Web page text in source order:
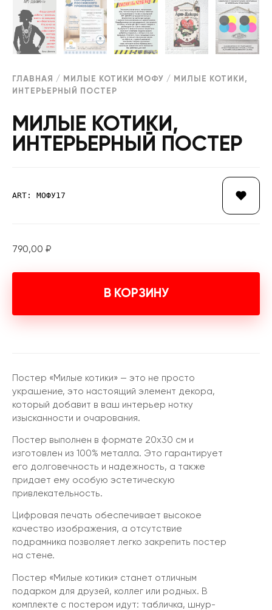
ГЛАВНАЯ / МИЛЫЕ КОТИКИ МОФУ / МИЛЫЕ КОТИКИ,
ИНТЕРЬЕРНЫЙ ПОСТЕР
МИЛЫЕ КОТИКИ,
ИНТЕРЬЕРНЫЙ ПОСТЕР
ART: МОФУ17
790,00 ₽
В КОРЗИНУ
Постер «Милые котики» — это не просто
украшение, это настоящий элемент декора,
который добавит в ваш интерьер нотку
изысканности и очарования.
Постер выполнен в формате 20х30 см и
изготовлен из 100% металла. Это гарантирует
его долговечность и надежность, а также
придает ему особую эстетическую
привлекательность.
Цифровая печать обеспечивает высокое
качество изображения, а отсутствие
подрамника позволяет легко закрепить постер
на стене.
Постер «Милые котики» станет отличным
подарком для друзей, коллег или родных. В
комплекте с постером идут: табличка, шнур-